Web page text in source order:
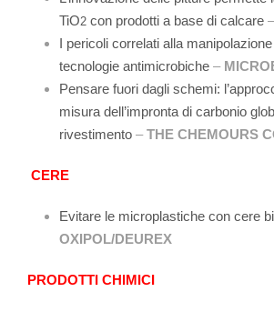
TiO2 con prodotti a base di calcare –
I pericoli correlati alla
tecnologie antimicrobiche –
Pensare fuori dagli schemi:
misura dell’impronta di carbonio
rivestimento –THE CHEMOURS
CERE
Evitare le microplastiche con cere
OXIPOL/DEUREX
PRODOTTI CHIMICI